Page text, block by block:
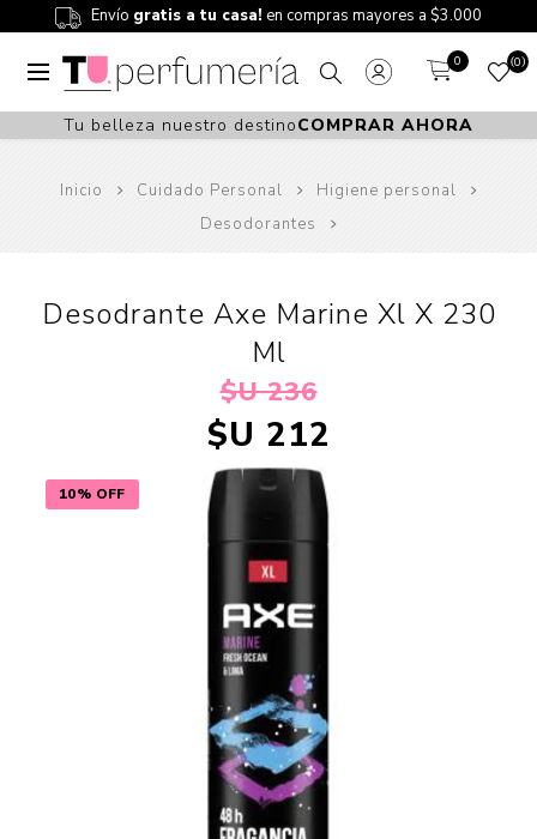
Envío gratis a tu casa! en compras mayores a $3.000
0 0
Tu belleza nuestro destinoCOMPRAR AHORA
Inicio Cuidado Personal
Higiene personal
Desodorantes
10% OFF
Desodrante Axe Marine Xl X 230
Ml
$U 236
$U 212